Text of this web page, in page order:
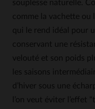
souplesse naturelle.
comme la vachette
qui le rend idéal pour
conservant une
velouté et son poids
les saisons
d’hiver sous une
l’on veut éviter l’effet